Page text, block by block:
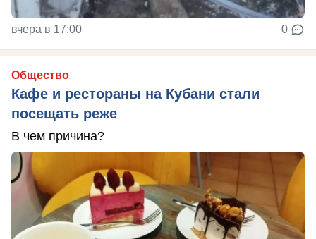
вчера в 17:00 0
Общество
Кафе и рестораны на Кубани стали
посещать реже
В чем причина?